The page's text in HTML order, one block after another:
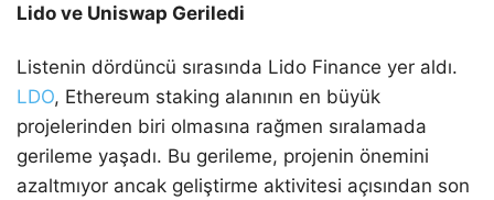
Lido ve Uniswap Geriledi
Listenin dördüncü sırasında Lido Finance yer aldı.
LDO, Ethereum staking alanının en büyük
projelerinden biri olmasına rağmen sıralamada
gerileme yaşadı. Bu gerileme, projenin önemini
azaltmıyor ancak geliştirme aktivitesi açısından son